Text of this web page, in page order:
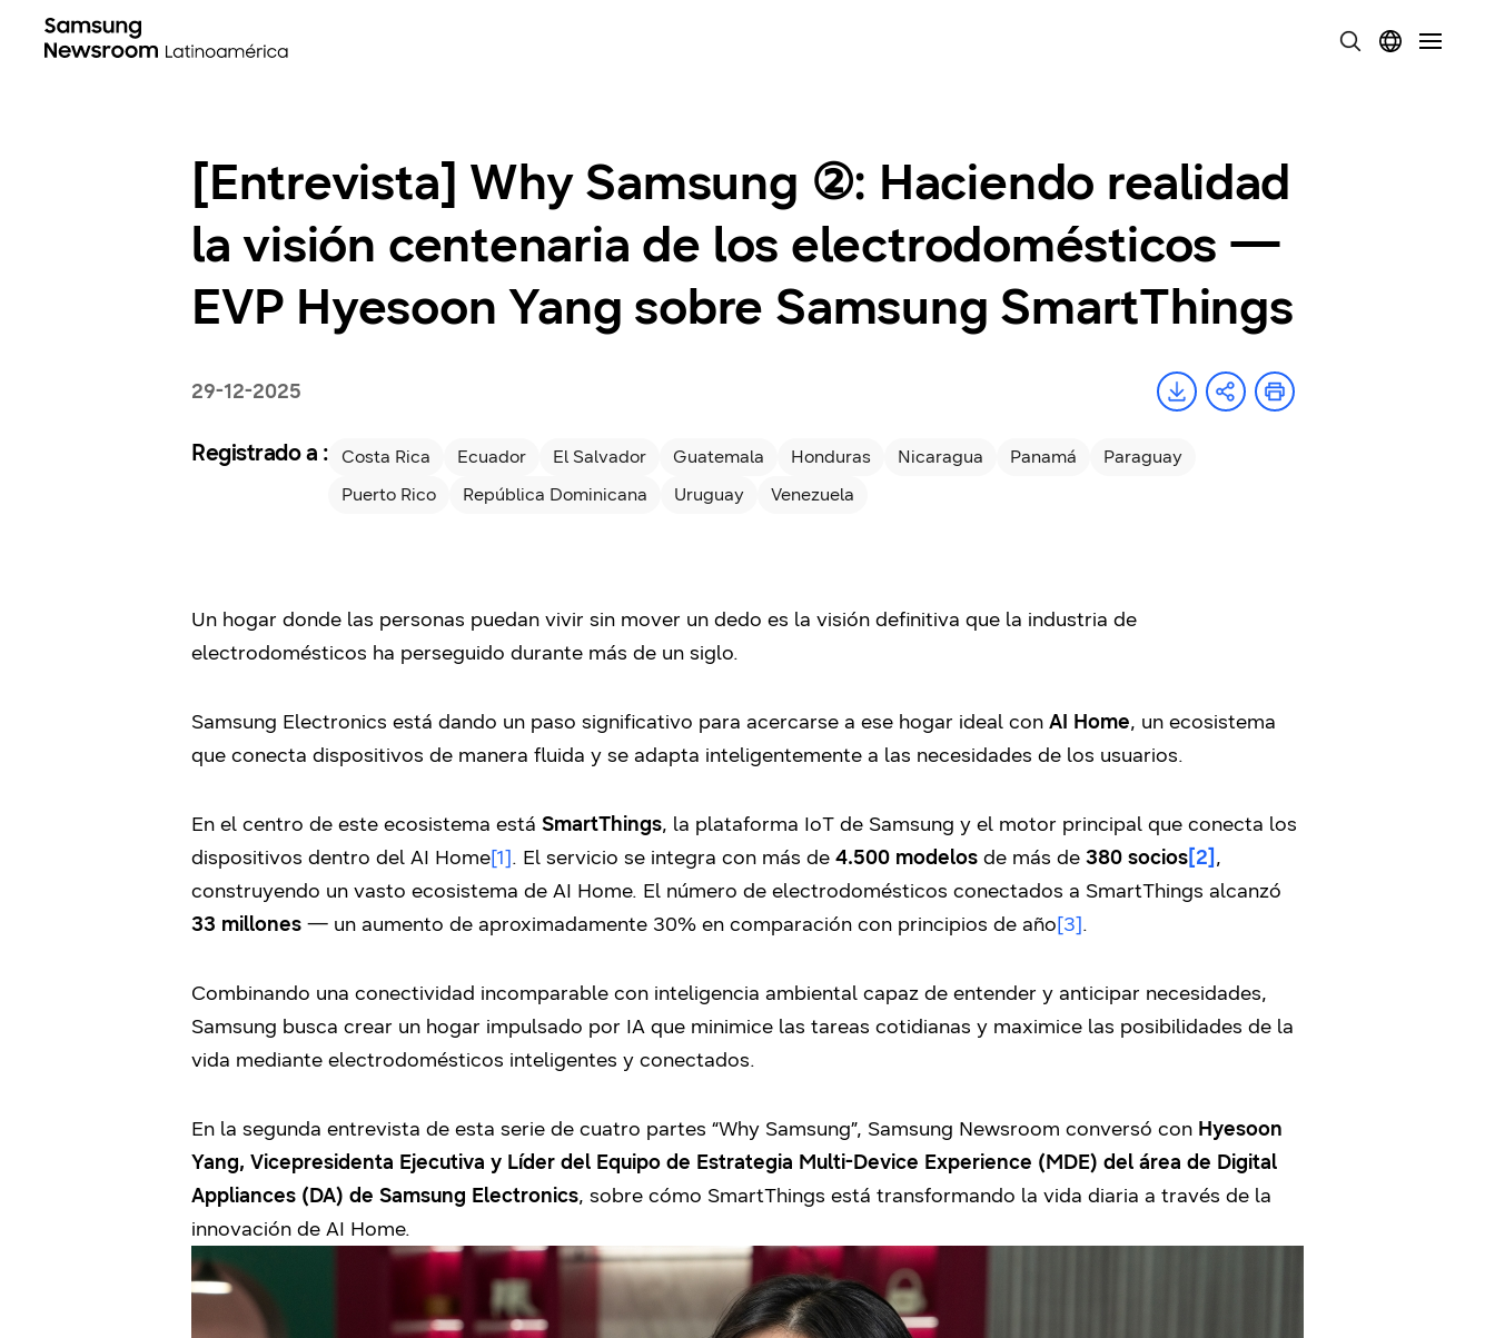
[Entrevista] Why Samsung ②: Haciendo realidad
la visión centenaria de los electrodomésticos —
EVP Hyesoon Yang sobre Samsung SmartThings
29-12-2025
Registrado a : Costa Rica Ecuador El Salvador Guatemala Honduras Nicaragua Panamá
Paraguay
Puerto Rico
República Dominicana Uruguay Venezuela
Un hogar donde las personas puedan vivir sin mover un dedo es la visión definitiva que la industria de
electrodomésticos ha perseguido durante más de un siglo.
Samsung Electronics está dando un paso significativo para acercarse a ese hogar ideal con AI Home, un ecosistema
que conecta dispositivos de manera fluida y se adapta inteligentemente a las necesidades de los usuarios.
En el centro de este ecosistema está SmartThings, la plataforma IoT de Samsung y el motor principal que conecta los
dispositivos dentro del AI Home[1]. El servicio se integra con más de 4.500 modelos de más de 380 socios[2] ,
construyendo un vasto ecosistema de AI Home. El número de electrodomésticos conectados a SmartThings alcanzó
33 millones — un aumento de aproximadamente 30% en comparación con principios de año[3].
Combinando una conectividad incomparable con inteligencia ambiental capaz de entender y anticipar necesidades,
Samsung busca crear un hogar impulsado por IA que minimice las tareas cotidianas y maximice las posibilidades de la
vida mediante electrodomésticos inteligentes y conectados.
En la segunda entrevista de esta serie de cuatro partes “Why Samsung”, Samsung Newsroom conversó con Hyesoon
Yang, Vicepresidenta Ejecutiva y Líder del Equipo de Estrategia Multi-Device Experience (MDE) del área de Digital
Appliances (DA) de Samsung Electronics, sobre cómo SmartThings está transformando la vida diaria a través de la
innovación de AI Home.